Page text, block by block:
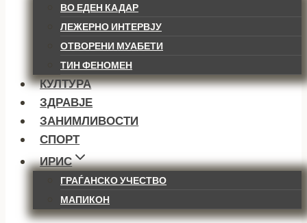
ВО ЕДЕН КАДАР
ЛЕЖЕРНО ИНТЕРВЈУ
ОТВОРЕНИ МУАБЕТИ
ТИН ФЕНОМЕН
КУЛТУРА
ЗДРАВЈЕ
ЗАНИМЛИВОСТИ
СПОРТ
ИРИС
ГРАЃАНСКО УЧЕСТВО
МАПИКОН